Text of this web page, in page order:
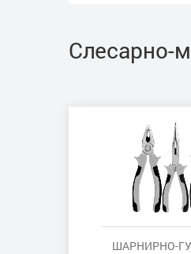
Слесарно-
ШАРНИРНО-